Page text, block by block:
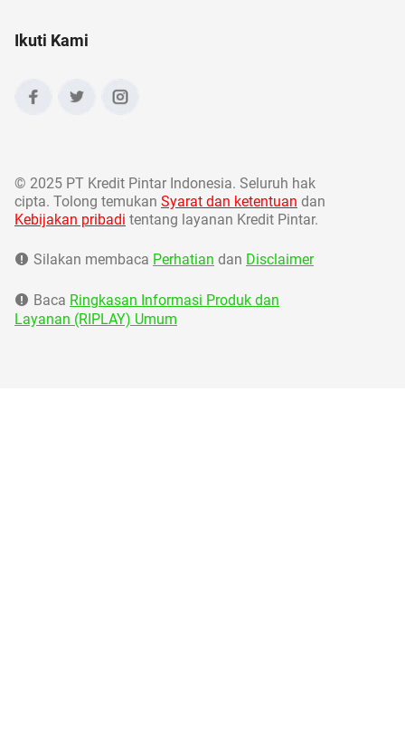
Ikuti Kami
© 2025 PT Kredit Pintar Indonesia. Seluruh hak
cipta. Tolong temukan Syarat dan ketentuan dan
Kebijakan pribadi tentang layanan Kredit Pintar.
Silakan membaca Perhatian dan Disclaimer
Baca Ringkasan Informasi Produk dan
Layanan (RIPLAY) Umum